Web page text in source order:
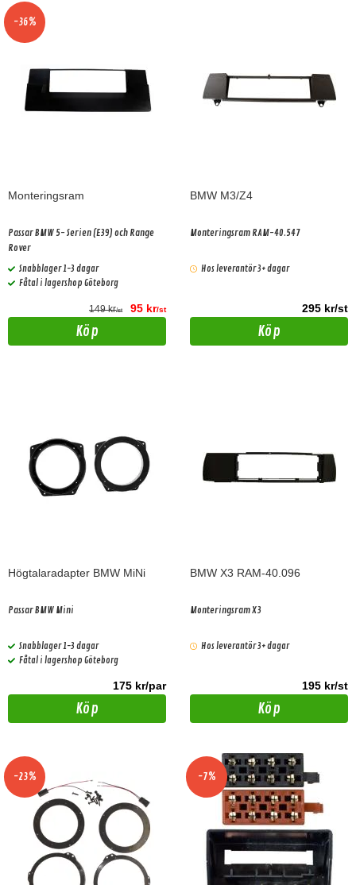
-36%
Monteringsram
Passar BMW 5- Serien (E39) och Range
Rover
Snabblager 1-3 dagar
Fåtal i lagershop Göteborg
149 kr/st 95 kr/st
Köp
BMW M3/Z4
Monteringsram RAM-40.547
Hos leverantör 3+ dagar
295 kr/st
Köp
Högtalaradapter BMW MiNi
Passar BMW Mini
Snabblager 1-3 dagar
Fåtal i lagershop Göteborg
175 kr/par
Köp
BMW X3 RAM-40.096
Monteringsram X3
Hos leverantör 3+ dagar
195 kr/st
Köp
-23% -7%